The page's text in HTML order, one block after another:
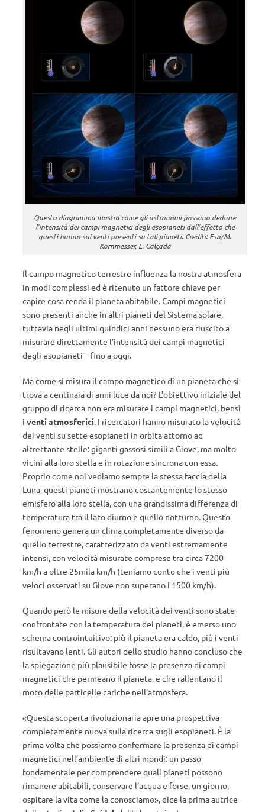
Questo diagramma mostra come gli astronomi possano dedurre
l’intensità dei campi magnetici degli esopianeti dall’effetto che
questi hanno sui venti presenti su tali pianeti. Crediti: Eso/M.
Kornmesser, L. Calçada
Il campo magnetico terrestre influenza la nostra atmosfera
in modi complessi ed è ritenuto un fattore chiave per
capire cosa renda il pianeta abitabile. Campi magnetici
sono presenti anche in altri pianeti del Sistema solare,
tuttavia negli ultimi quindici anni nessuno era riuscito a
misurare direttamente l’intensità dei campi magnetici
degli esopianeti – fino a oggi.
Ma come si misura il campo magnetico di un pianeta che si
trova a centinaia di anni luce da noi? L’obiettivo iniziale del
gruppo di ricerca non era misurare i campi magnetici, bensì
i venti atmosferici. I ricercatori hanno misurato la velocità
dei venti su sette esopianeti in orbita attorno ad
altrettante stelle: giganti gassosi simili a Giove, ma molto
vicini alla loro stella e in rotazione sincrona con essa.
Proprio come noi vediamo sempre la stessa faccia della
Luna, questi pianeti mostrano costantemente lo stesso
emisfero alla loro stella, con una grandissima differenza di
temperatura tra il lato diurno e quello notturno. Questo
fenomeno genera un clima completamente diverso da
quello terrestre, caratterizzato da venti estremamente
intensi, con velocità misurate comprese tra circa 7200
km/h a oltre 25mila km/h (teniamo conto che i venti più
veloci osservati su Giove non superano i 1500 km/h).
Quando però le misure della velocità dei venti sono state
confrontate con la temperatura dei pianeti, è emerso uno
schema controintuitivo: più il pianeta era caldo, più i venti
risultavano lenti. Gli autori dello studio hanno concluso che
la spiegazione più plausibile fosse la presenza di campi
magnetici che permeano il pianeta, e che rallentano il
moto delle particelle cariche nell’atmosfera.
«Questa scoperta rivoluzionaria apre una prospettiva
completamente nuova sulla ricerca sugli esopianeti. È la
prima volta che possiamo confermare la presenza di campi
magnetici nell’ambiente di altri mondi: un passo
fondamentale per comprendere quali pianeti possono
rimanere abitabili, conservare l’acqua e forse, un giorno,
ospitare la vita come la conosciamo», dice la prima autrice